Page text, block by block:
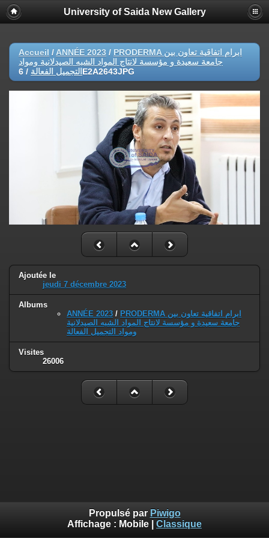
University of Saida New Gallery
Accueil / ANNÉE 2023 / PRODERMA ابرام اتفاقية تعاون بين
جامعة سعيدة و مؤسسة لانتاج المواد الشبه الصيدلانية ومواد
التجميل الفعالة / 6E2A2643JPG
Ajoutée le
jeudi 7 décembre 2023
Albums
ANNÉE 2023 / PRODERMA ابرام اتفاقية تعاون بين
جامعة سعيدة و مؤسسة لانتاج المواد الشبه الصيدلانية
ومواد التجميل الفعالة
Visites
26006
Propulsé par Piwigo
Affichage : Mobile Classique